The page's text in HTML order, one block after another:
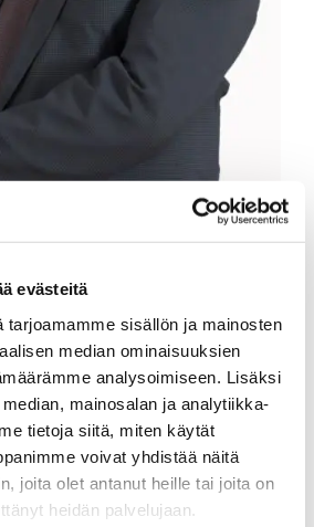
evästeitä
tarjoamamme sisällön ja mainosten
median ominaisuuksien
analysoimiseen. Lisäksi
mainosalan ja analytiikka-
tietoja siitä, miten käytät
voivat yhdistää näitä
joita olet antanut heille tai joita on
heidän palvelujaan.
LKV,
Oy, 3182309-3